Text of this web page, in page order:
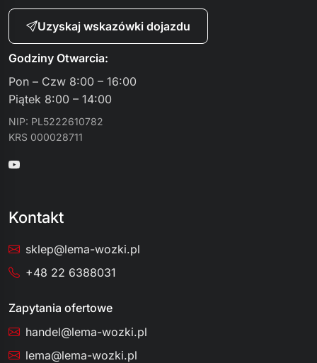
Uzyskaj wskazówki dojazdu
Godziny Otwarcia:
Pon – Czw 8:00 – 16:00
Piątek 8:00 – 14:00
NIP: PL5222610782
KRS 000028711
Kontakt
sklep@lema-wozki.pl
+48 22 6388031
Zapytania ofertowe
handel@lema-wozki.pl
lema@lema-wozki.pl